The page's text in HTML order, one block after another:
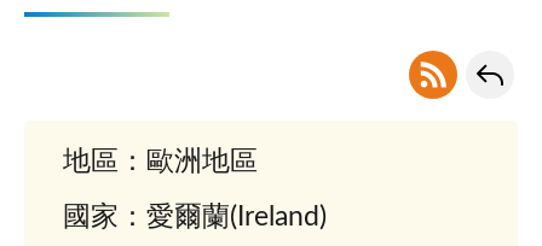
地區：歐洲地區
國家：愛爾蘭(Ireland)